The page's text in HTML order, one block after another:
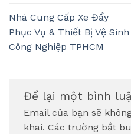
Nhà Cung Cấp Xe Đẩy
Phục Vụ & Thiết Bị Vệ Sinh
Công Nghiệp TPHCM
Để lại một bình
Email của bạn sẽ
khai. Các trường bắt